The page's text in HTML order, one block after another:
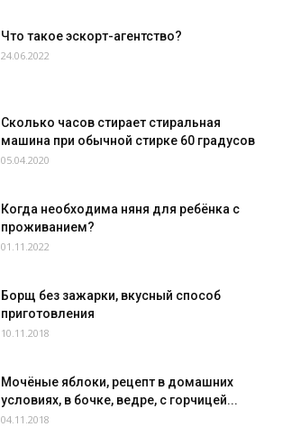
Что такое эскорт-агентство?
24.06.2022
Сколько часов стирает стиральная
машина при обычной стирке 60 градусов
05.04.2020
Когда необходима няня для ребёнка с
проживанием?
01.11.2022
Борщ без зажарки, вкусный способ
приготовления
10.11.2018
Мочёные яблоки, рецепт в домашних
условиях, в бочке, ведре, с горчицей...
04.11.2018